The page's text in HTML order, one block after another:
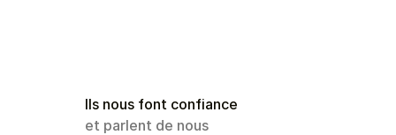
Ils nous font confiance
et parlent de nous